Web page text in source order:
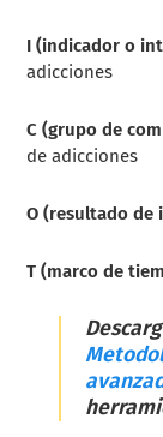
I (indicador o
adicciones
C (grupo de
de adicciones
O (resultado de
T (marco de